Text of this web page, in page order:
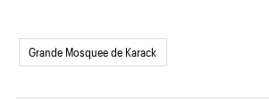
Grande Mosquee de Karack